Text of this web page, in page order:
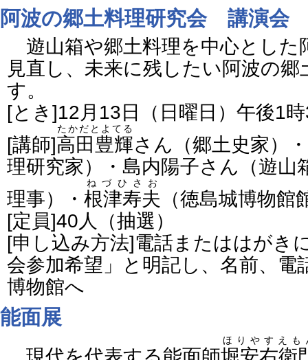
阿波の郷土料理研究会 講演
遊山箱や郷土料理を中心とした
見直し、未来に残したい阿波の
す。
[とき]12月13日（日曜日）午後1
[講師]高田豊輝
たかだとよてる
さん（郷土史家）
理研究家）・島内陽子さん（遊山
理事）・ 根津寿夫
ねづひさお
（徳島城博物館
[定員]40人（抽選）
[申し込み方法]電話またははがき
会参加希望」と明記し、名前、電
博物館へ
能面展
ほりやすえも